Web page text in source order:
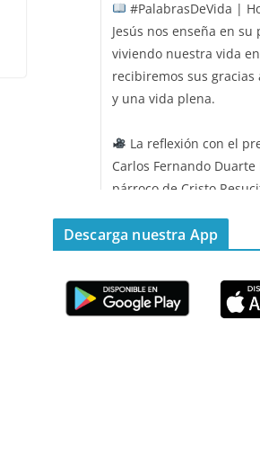
#PalabrasDeVida |
Jesús nos enseña en su
viviendo nuestra vida
recibiremos sus gracias
y una vida plena.
La reflexión con el
Carlos Fernando Duarte
párroco de Cristo
Emisora Vox Dei
11 May 2025
Descarga nuestra App